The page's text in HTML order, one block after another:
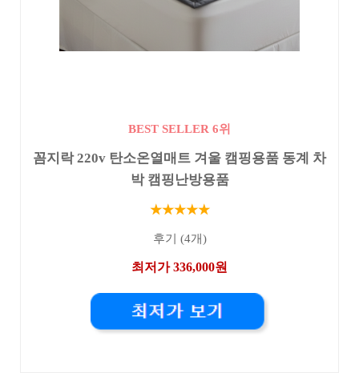
BEST SELLER 6위
꼼지락 220v 탄소온열매트 겨울 캠핑용품 동계 차
박 캠핑난방용품
★★★★★
후기 (4개)
최저가 336,000원